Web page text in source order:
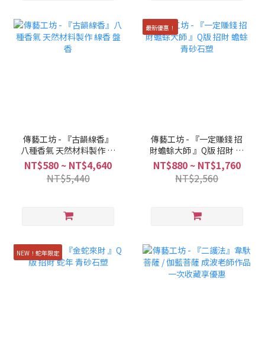
傳藝工坊 - 『古韻線香』
八種香氣 天然材料製作 線
香 盤香
NT$580 ~ NT$4,640
NT$5,440
最新優惠！
傳藝工坊 - 『一定賺錢 招
財蟾蜍大師 』Q版 招財 蟾
蜍 青砂石塑
NT$880 ~ NT$1,760
NT$2,560
NEW！蛇年限定